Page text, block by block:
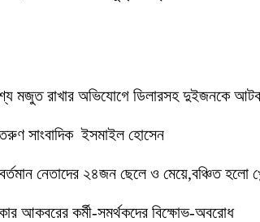
মজুত রাখার অভিযোগে ডিলারসহ দুইজনকে
সাংবাদিক ইসমাইল হোসেন
নেতাদের ২৪জন ছেলে ও মেয়ে,বঞ্চিত হলো
আকবরের কর্মী-সমর্থকদের বিক্ষোভ-অবরোধ